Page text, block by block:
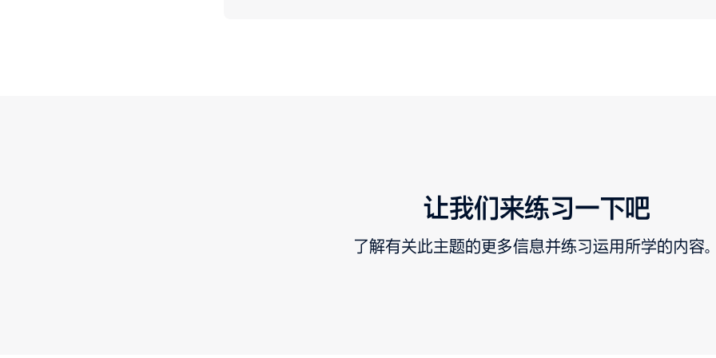
让我们来练习一下吧
了解有关此主题的更多信息并练习运用所学的内容